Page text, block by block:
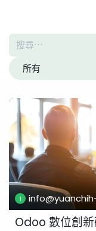
所有
Odoo 數位創